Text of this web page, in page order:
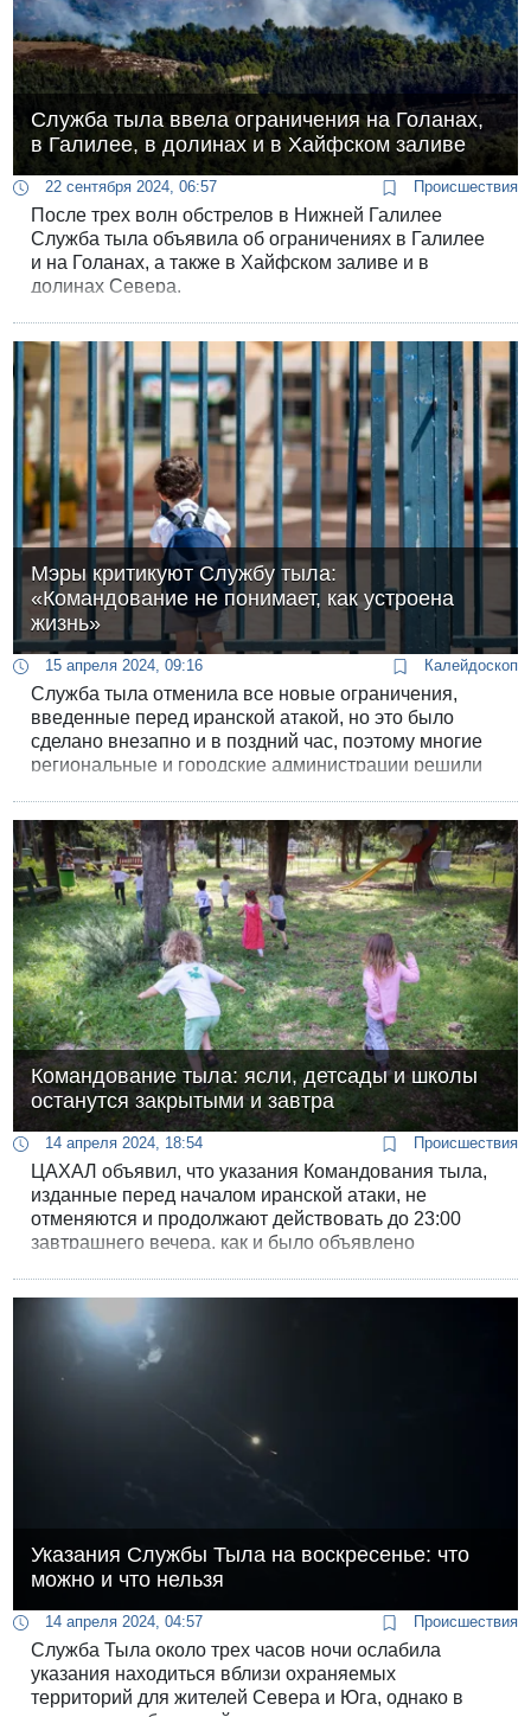
Служба тыла ввела ограничения на Голанах,
в Галилее, в долинах и в Хайфском заливе
22 сентября 2024, 06:57 Происшествия
После трех волн обстрелов в Нижней Галилее
Служба тыла объявила об ограничениях в Галилее
и на Голанах, а также в Хайфском заливе и в
долинах Севера.
Мэры критикуют Службу тыла:
«Командование не понимает, как устроена
жизнь»
15 апреля 2024, 09:16 Калейдоскоп
Служба тыла отменила все новые ограничения,
введенные перед иранской атакой, но это было
сделано внезапно и в поздний час, поэтому многие
региональные и городские администрации решили
опозданием.
Командование тыла: ясли, детсады и школы
останутся закрытыми и завтра
14 апреля 2024, 18:54 Происшествия
ЦАХАЛ объявил, что указания Командования тыла,
изданные перед началом иранской атаки, не
отменяются и продолжают действовать до 23:00
завтрашнего вечера, как и было объявлено
Указания Службы Тыла на воскресенье: что
можно и что нельзя
14 апреля 2024, 04:57 Происшествия
Служба Тыла около трех часов ночи ослабила
указания находиться вблизи охраняемых
территорий для жителей Севера и Юга, однако в